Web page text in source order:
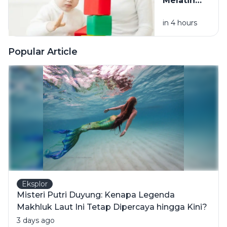
Bersih dan
Anak
Sesuai
hingga
Usia
Sekolah
in 4 hours
Popular Article
Eksplor
Misteri Putri Duyung: Kenapa Legenda
Makhluk Laut Ini Tetap Dipercaya hingga Kini?
3 days ago